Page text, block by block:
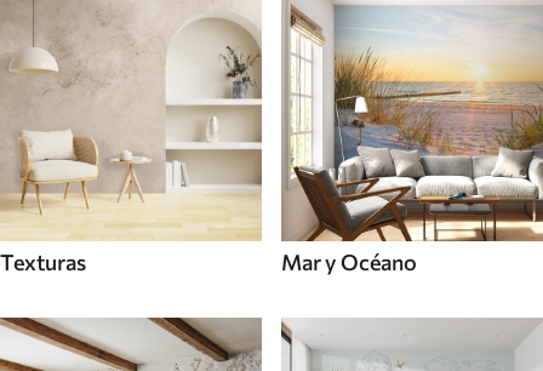
Texturas Mar y Océano